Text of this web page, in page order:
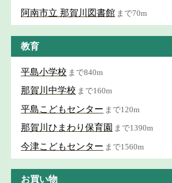
阿南市立 那賀川図書館 まで70m
教育
平島小学校 まで840m
那賀川中学校 まで160m
平島こどもセンター まで120m
那賀川ひまわり保育園 まで1390m
今津こどもセンター まで1560m
お買い物